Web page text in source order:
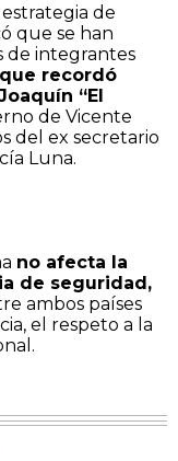
de
que se han
de integrantes
recordó
“El
de Vicente
del ex secretario
Luna.
no afecta la
de seguridad,
ambos países
el respeto a la